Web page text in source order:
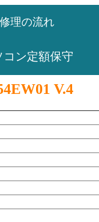
修理の流れ
コン定額保守
V.4